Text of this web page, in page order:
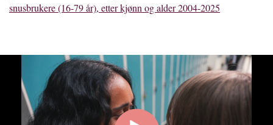
snusbrukere (16-79 år), etter kjønn og alder 2004-2025